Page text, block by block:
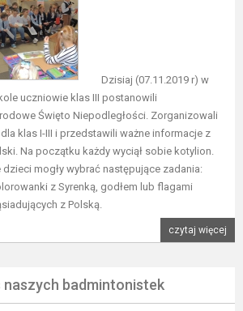
Dzisiaj (07.11.2019 r) w
uczniowie klas III postanowili
Święto Niepodległości. Zorganizowali
klas I-III i przedstawili ważne informacje z
Na początku każdy wyciął sobie kotylion.
dzieci mogły wybrać następujące zadania:
z Syrenką, godłem lub flagami
z Polską.
czytaj więcej
naszych badmintonistek